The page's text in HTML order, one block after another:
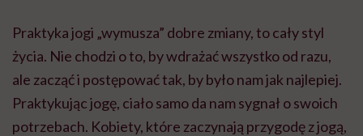
Praktyka jogi „wymusza” dobre zmiany, to cały styl
życia. Nie chodzi o to, by wdrażać wszystko od razu,
ale zacząć i postępować tak, by było nam jak najlepiej.
Praktykując jogę, ciało samo da nam sygnał o swoich
potrzebach. Kobiety, które zaczynają przygodę z jogą,